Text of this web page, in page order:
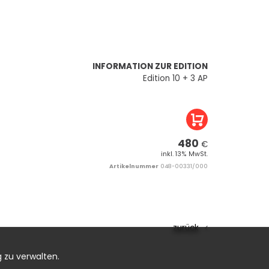
INFORMATION ZUR EDITION
Edition 10 + 3 AP
480 €
inkl. 13% MwSt.
Artikelnummer 048-00331/000
zurück
zu verwalten.